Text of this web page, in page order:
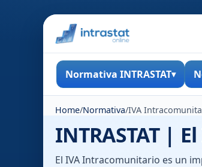
Normativa INTRASTAT
Home/Normativa/IVA
INTRASTAT |
El IVA Intracomunitario es un